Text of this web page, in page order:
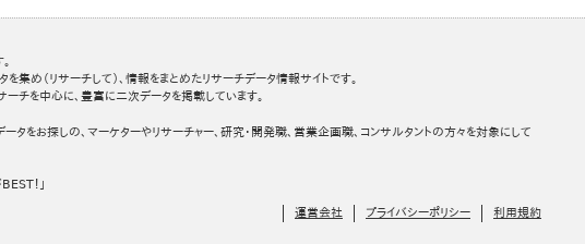
集め（リサーチして）、情報をまとめたリサーチデータ情報サイトです。
チを中心に、豊富に二次データを掲載しています。
ータをお探しの、マーケターやリサーチャー、研究・開発職、営業企画職、コンサルタントの方々を対象にして
！」
利用規約
プライバシーポリシー
運営会社